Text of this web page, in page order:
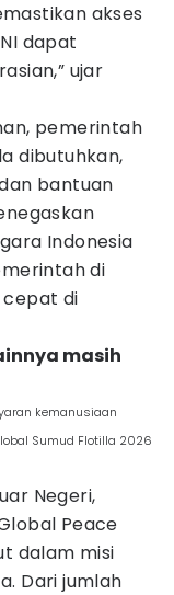
akses
dapat
ujar
pemerintah
dibutuhkan,
bantuan
Indonesia
di
di
masih
kemanusiaan
Sumud Flotilla 2026
Negeri,
Peace
dalam misi
Dari jumlah